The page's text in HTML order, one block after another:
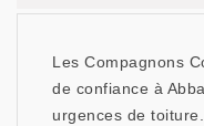
Les Compagnons
de confiance à
urgences de